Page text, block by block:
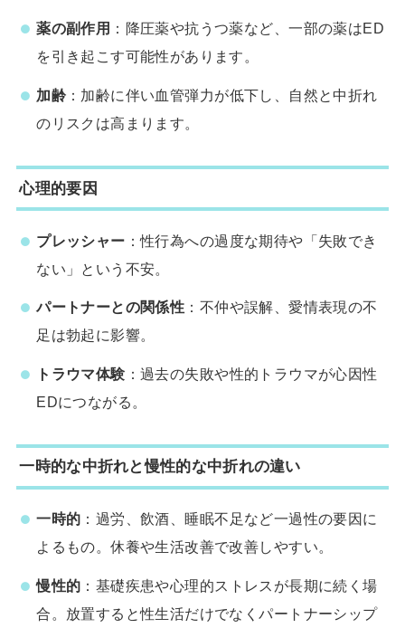
薬の副作用 ：降圧薬や抗うつ薬など、一部の薬はED
を引き起こす可能性があります。
加齢：加齢に伴い血管弾力が低下し、自然と中折れ
のリスクは高まります。
心理的要因
プレッシャー ：性行為への過度な期待や「失敗でき
ない」という不安。
パートナーとの関係性 ：不仲や誤解、愛情表現の不
足は勃起に影響。
トラウマ体験 ：過去の失敗や性的トラウマが心因性
EDにつながる。
一時的な中折れと慢性的な中折れの違い
一時的 ：過労、飲酒、睡眠不足など一過性の要因に
よるもの。休養や生活改善で改善しやすい。
慢性的 ：基礎疾患や心理的ストレスが長期に続く場
合。放置すると性生活だけでなくパートナーシップ